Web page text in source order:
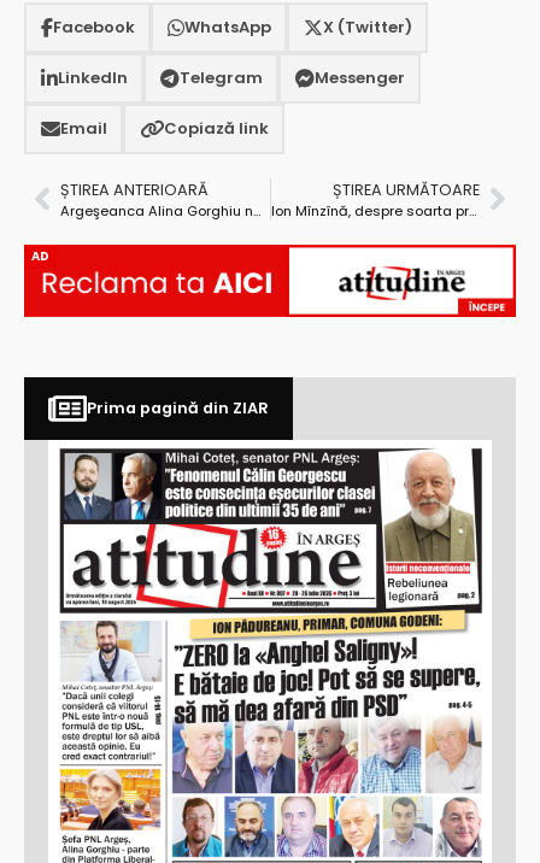
Facebook WhatsApp X (Twitter)
LinkedIn Telegram Messenger
Email Copiază link
ȘTIREA ANTERIOARĂ
Argeşeanca Alina Gorghiu nu scapă de fantomele trecutului!
ȘTIREA URMĂTOARE
Ion Mînzînă, despre soarta proiectului Molivișu: „Să vedem dacă suntem capabili să obținem și finanțările necesare”
AD
Prima pagină din ZIAR